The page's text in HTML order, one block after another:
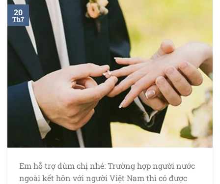
20
Th7
Em hỗ trợ dùm chị nhé: Trường hợp người nước
ngoài kết hôn với người Việt Nam thì có được